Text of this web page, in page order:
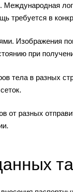
требуется в
Изображения
при
тела в разных
от разных